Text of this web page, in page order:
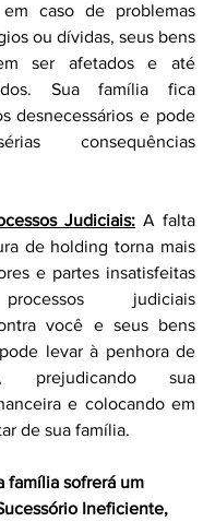
caso de problemas
ou dívidas, seus bens
ser afetados e até
Sua família fica
desnecessários e pode
consequências
Judiciais: A falta
de holding torna mais
e partes insatisfeitas
judiciais
você e seus bens
levar à penhora de
prejudicando sua
e colocando em
de sua família.
família sofrerá um
Ineficiente,